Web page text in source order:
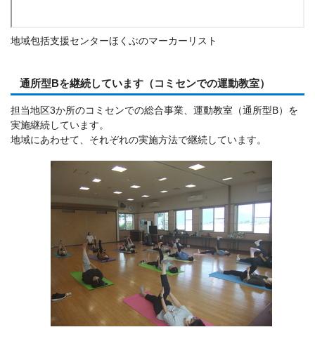
地域包括支援センターほくぶのマーカーリスト
通所型Bを継続しています（コミセンでの運動教室）
担当地区3か所のコミセンでの総合事業、運動教室（通所型B）を
実施継続しています。
地域にあわせて、それぞれの実施方法で継続しています。